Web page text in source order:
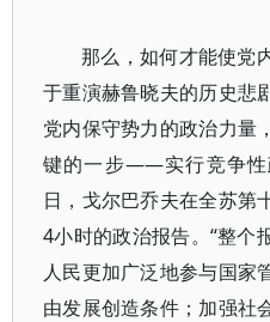
那么，如何才能使党
于重演赫鲁晓夫的历史悲
党内保守势力的政治力量
键的一步——实行竞争性
日，戈尔巴乔夫在全苏第
4小时的政治报告。“整个
人民更加广泛地参与国家
由发展创造条件；加强社